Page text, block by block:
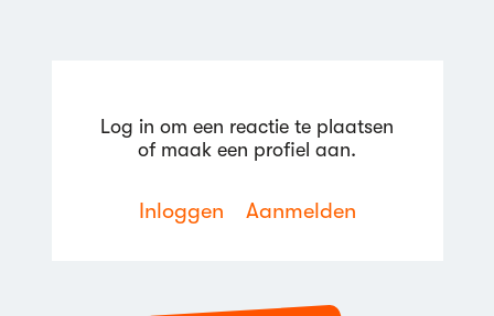
Log in om een reactie te plaatsen
of maak een profiel aan.
Inloggen Aanmelden